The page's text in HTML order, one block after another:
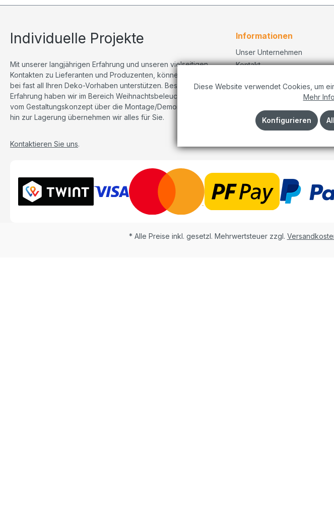
Individuelle Projekte
Mit unserer langjährigen Erfahrung und unseren vielseitigen
Kontakten zu Lieferanten und Produzenten, können wir Sie
bei fast all Ihren Deko-Vorhaben unterstützen. Besonders viel
Erfahrung haben wir im Bereich Weihnachtsbeleuchtungen,
vom Gestaltungskonzept über die Montage/Demontage bis
hin zur Lagerung übernehmen wir alles für Sie.
Kontaktieren Sie uns.
Informationen
Unser Unternehmen
Kontakt
Datenschutzerklärung
Dekorationskonzepte
Impressum
* Alle Preise inkl. gesetzl. Mehrwertsteuer zzgl.
Diese Website verwendet Cookies, um
Mehr
Konfigurieren